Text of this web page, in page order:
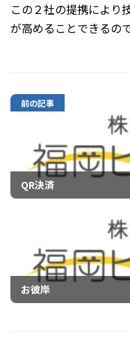
この２社の提携により
が高めることできるの
前の記事
QR決済
お彼岸